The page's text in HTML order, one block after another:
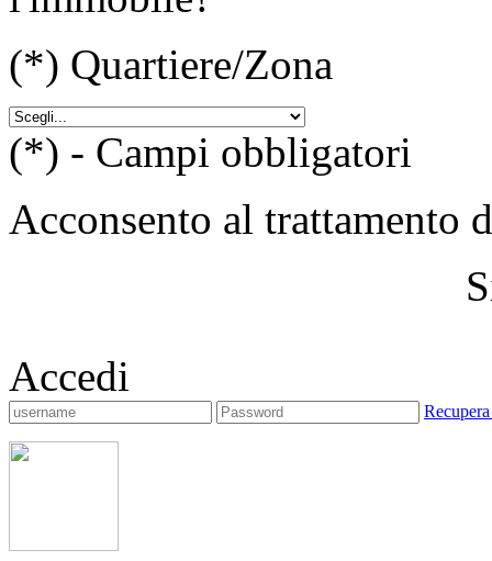
(*) Quartiere/Zona
(*) - Campi obbligatori
Acconsento al trattamento
Accedi